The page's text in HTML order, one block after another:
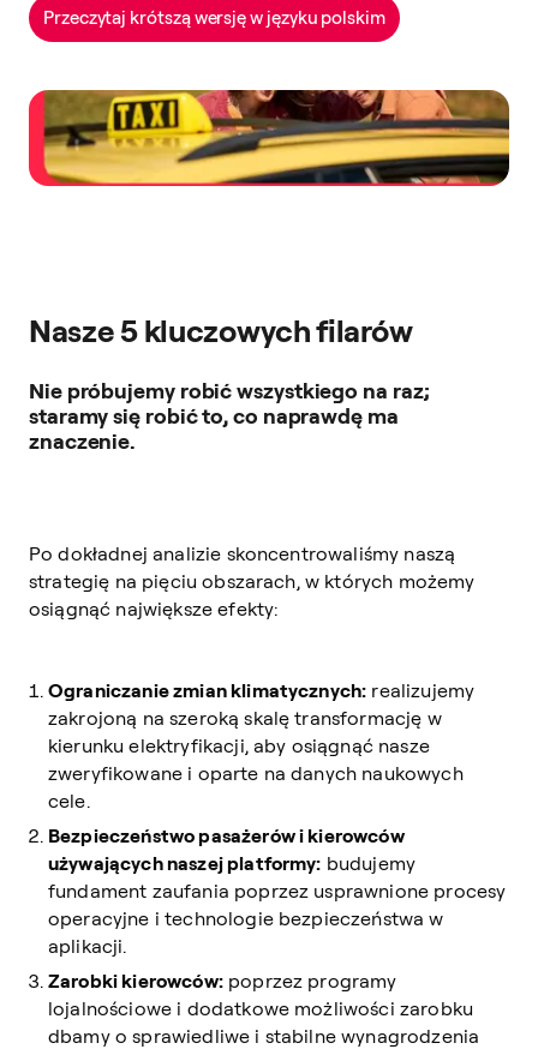
Przeczytaj krótszą wersję w języku polskim
Nasze 5 kluczowych filarów
Nie próbujemy robić wszystkiego na raz;
staramy się robić to, co naprawdę ma
znaczenie.
Po dokładnej analizie skoncentrowaliśmy naszą
strategię na pięciu obszarach, w których możemy
osiągnąć największe efekty:
Ograniczanie zmian klimatycznych: realizujemy
zakrojoną na szeroką skalę transformację w
kierunku elektryfikacji, aby osiągnąć nasze
zweryfikowane i oparte na danych naukowych
cele.
Bezpieczeństwo pasażerów i kierowców
używających naszej platformy: budujemy
fundament zaufania poprzez usprawnione procesy
operacyjne i technologie bezpieczeństwa w
aplikacji.
Zarobki kierowców:poprzez programy
lojalnościowe i dodatkowe możliwości zarobku
dbamy o sprawiedliwe i stabilne wynagrodzenia